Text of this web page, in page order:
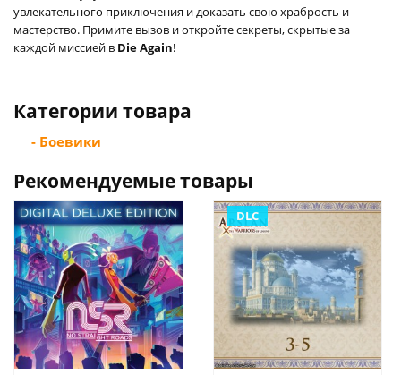
увлекательного приключения и доказать свою храбрость и
мастерство. Примите вызов и откройте секреты, скрытые за
каждой миссией в Die Again!
Категории товара
- Боевики
Рекомендуемые товары
DLC